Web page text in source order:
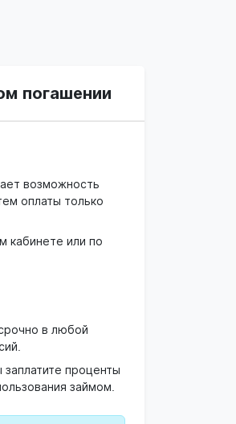
погашении
возможность
оплаты только
кабинете или по
в любой
проценты
займом.